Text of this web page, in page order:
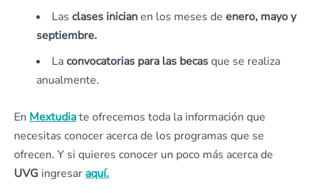
Las clases inicianen los meses de enero, mayo y
septiembre.
Laconvocatorias para las becasque se realiza
anualmente.
En Mextudiate ofrecemos toda la información que
necesitas conocer acerca de los programas que se
ofrecen. Y si quieres conocer un poco más acerca de
UVG ingresaraquí.